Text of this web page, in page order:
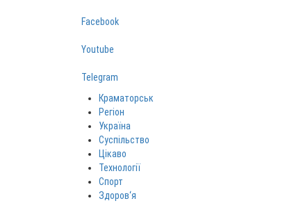
Facebook
Youtube
Telegram
Краматорськ
Регіон
Україна
Суспільство
Цікаво
Технології
Спорт
Здоров‘я